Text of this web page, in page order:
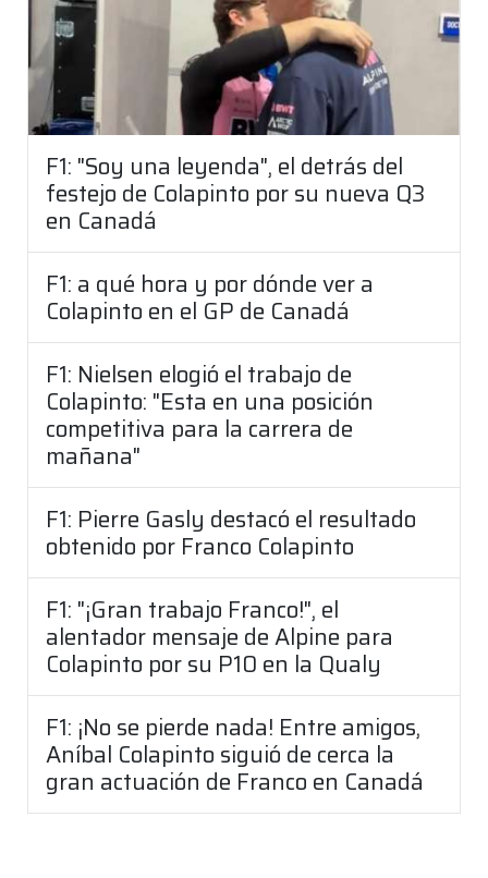
F1: "Soy una leyenda", el detrás del
festejo de Colapinto por su nueva Q3
en Canadá
F1: a qué hora y por dónde ver a
Colapinto en el GP de Canadá
F1: Nielsen elogió el trabajo de
Colapinto: "Esta en una posición
competitiva para la carrera de
mañana"
F1: Pierre Gasly destacó el resultado
obtenido por Franco Colapinto
F1: "¡Gran trabajo Franco!", el
alentador mensaje de Alpine para
Colapinto por su P10 en la Qualy
F1: ¡No se pierde nada! Entre amigos,
Aníbal Colapinto siguió de cerca la
gran actuación de Franco en Canadá